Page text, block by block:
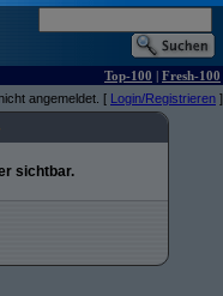
Top-100 | Fresh-100
angemeldet. [ Login/Registrieren ]
sichtbar.